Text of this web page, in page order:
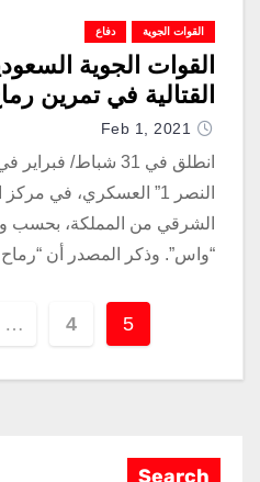
القوات الجوية دفاع
القوات الجوية
القتالية في تمرين
Feb 1, 2021
انطلق في 31 شباط/
النصر 1” العسكري، في
الشرقي من المملكة، بحسب
“واس”. وذكر المصدر أن
… 4 5
Search